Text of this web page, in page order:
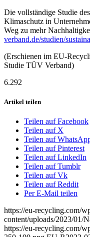
Die vollständige Studie
Klimaschutz in
Weg zu mehr
verband.de/studien/
(Erschienen im EU-
Studie TÜV Verband)
6.292
Artikel teilen
Teilen auf Facebook
Teilen auf X
Teilen auf
Teilen auf Pinterest
Teilen auf LinkedIn
Teilen auf Tumblr
Teilen auf Vk
Teilen auf Reddit
Per E-Mail teilen
https://eu-recycling.com/
content/uploads/2023/01/
https://eu-recycling.com/